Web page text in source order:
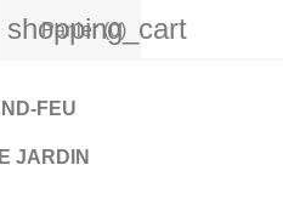
shopping_cart
Panier (0)
FEU
JARDIN